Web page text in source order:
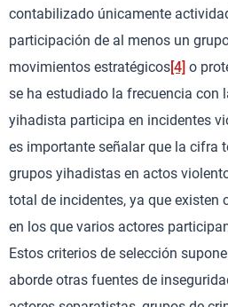
contabilizado únicamente
participación de al menos un
movimientos estratégicos[4] o
se ha estudiado la frecuencia con
yihadista participa en incidentes
es importante señalar que la cifra
grupos yihadistas en actos
total de incidentes, ya que existen
en los que varios actores
Estos criterios de selección
aborde otras fuentes de